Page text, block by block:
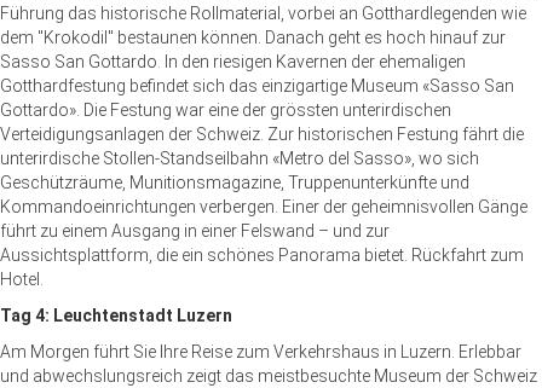
Führung das historische Rollmaterial, vorbei an Gotthardlegenden wie
dem "Krokodil" bestaunen können. Danach geht es hoch hinauf zur
Sasso San Gottardo. In den riesigen Kavernen der ehemaligen
Gotthardfestung befindet sich das einzigartige Museum «Sasso San
Gottardo». Die Festung war eine der grössten unterirdischen
Verteidigungsanlagen der Schweiz. Zur historischen Festung fährt die
unterirdische Stollen-Standseilbahn «Metro del Sasso», wo sich
Geschützräume, Munitionsmagazine, Truppenunterkünfte und
Kommandoeinrichtungen verbergen. Einer der geheimnisvollen Gänge
führt zu einem Ausgang in einer Felswand – und zur
Aussichtsplattform, die ein schönes Panorama bietet. Rückfahrt zum
Hotel.
Tag 4: Leuchtenstadt Luzern
Am Morgen führt Sie Ihre Reise zum Verkehrshaus in Luzern. Erlebbar
und abwechslungsreich zeigt das meistbesuchte Museum der Schweiz